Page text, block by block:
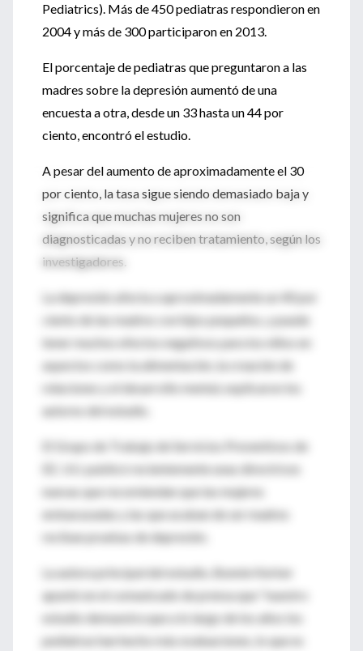
Pediatrics). Más de 450 pediatras respondieron en
2004 y más de 300 participaron en 2013.
El porcentaje de pediatras que preguntaron a las
madres sobre la depresión aumentó de una
encuesta a otra, desde un 33 hasta un 44 por
ciento, encontró el estudio.
A pesar del aumento de aproximadamente el 30
por ciento, la tasa sigue siendo demasiado baja y
significa que muchas mujeres no son
diagnosticadas y no reciben tratamiento, según los
investigadores.
La depresión afecta a aproximadamente un 40 por
ciento de las madres con hijos pequeños, y puede
tener muchos efectos negativos para los niños en
aspectos como la alimentación, la creación de
relaciones y el desarrollo mental, explicaron los
autores del estudio.
El Grupo de Trabajo de Servicios Preventivos de
EE. UU. publicó recientemente unas directrices
nuevas que recomiendan que las mujeres
embarazadas y las que acaban de ser madres
reciban pruebas de depresión.
La autora principal del estudio, Bonnie Kerker
apuntó en el comunicado de prensa que "nuestro
estudio demuestra que a lo largo de los años los
pediatras han hecho más evaluaciones, lo que es